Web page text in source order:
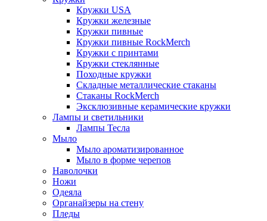
Кружки USA
Кружки железные
Кружки пивные
Кружки пивные RockMerch
Кружки с принтами
Кружки стеклянные
Походные кружки
Складные металлические стаканы
Стаканы RockMerch
Эксклюзивные керамические кружки
Лампы и светильники
Лампы Тесла
Мыло
Мыло ароматизированное
Мыло в форме черепов
Наволочки
Ножи
Одеяла
Органайзеры на стену
Пледы